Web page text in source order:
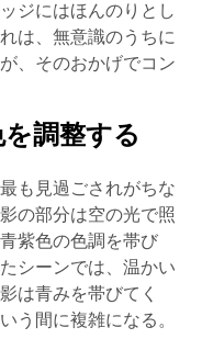
ジにはほんのりとし
は、無意識のうちに
、そのおかげでコン
調整する
も見過ごされがちな
の部分は空の光で照
紫色の色調を帯び
シーンでは、温かい
は青みを帯びてく
う間に複雑になる。